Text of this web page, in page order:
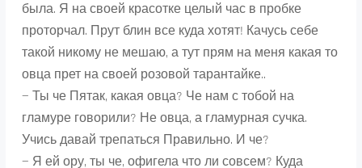
была. Я на своей красотке целый час в пробке
проторчал. Прут блин все куда хотят! Качусь себе
такой никому не мешаю, а тут прям на меня какая то
овца прет на своей розовой тарантайке..
— Ты че Пятак, какая овца? Че нам с тобой на
гламуре говорили? Не овца, а гламурная сучка.
Учись давай трепаться Правильно. И че?
— Я ей ору, ты че, офигела что ли совсем? Куда